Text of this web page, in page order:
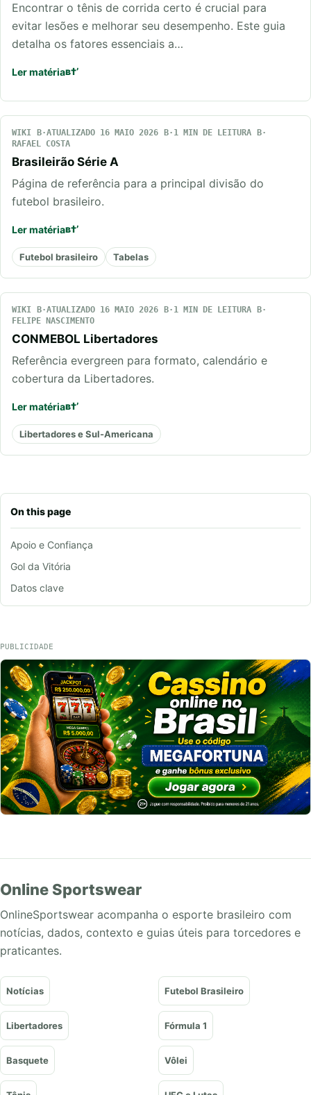
On this page
Apoio e Confiança
Gol da Vitória
Datos clave
Encontrar o tênis de corrida certo é crucial para
evitar lesões e melhorar seu desempenho. Este guia
detalha os fatores essenciais a…
Ler matéria
WIKI ATUALIZADO 16 MAIO 2026
1 MIN DE LEITURA
RAFAEL COSTA
Brasileirão Série A
Página de referência para a principal divisão do
futebol brasileiro.
Ler matéria
Futebol brasileiro Tabelas
WIKI ATUALIZADO 16 MAIO 2026
1 MIN DE LEITURA
FELIPE NASCIMENTO
CONMEBOL Libertadores
Referência evergreen para formato, calendário e
cobertura da Libertadores.
Ler matéria
Libertadores e Sul-Americana
PUBLICIDADE
Online Sportswear
OnlineSportswear acompanha o esporte brasileiro com
notícias, dados, contexto e guias úteis para torcedores e
praticantes.
Notícias Futebol Brasileiro
Libertadores Fórmula 1
Basquete Vôlei